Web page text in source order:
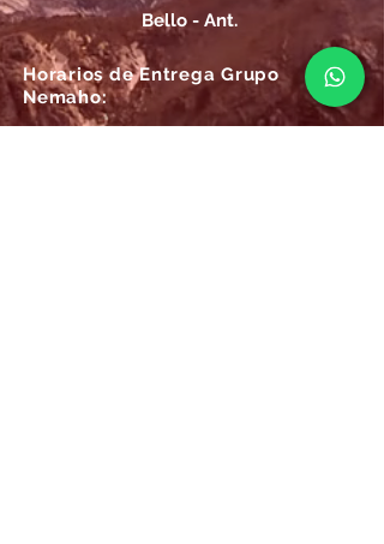
Bello - Ant.
Horarios de Entrega Grupo
Nemaho: